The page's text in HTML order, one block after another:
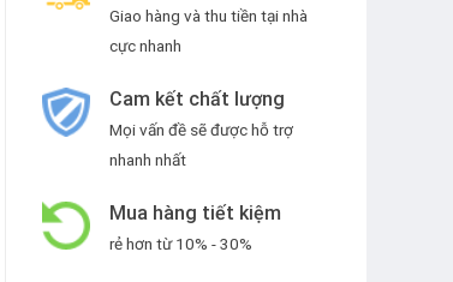
Giao hàng và thu tiền tại nhà
cực nhanh
Cam kết chất lượng
Mọi vấn đề sẽ được hỗ trợ
nhanh nhất
Mua hàng tiết kiệm
rẻ hơn từ 10% - 30%